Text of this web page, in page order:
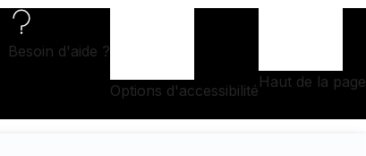
Besoin d'aide ?
Options d'accessibilitéHaut de la page